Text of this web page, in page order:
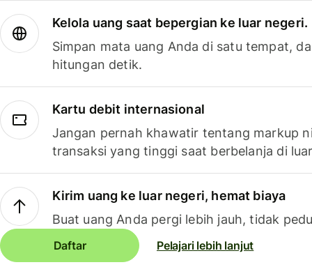
Kelola uang saat bepergian ke luar negeri.
Simpan mata uang Anda di satu tempat,
hitungan detik.
Kartu debit internasional
Jangan pernah khawatir tentang markup
transaksi yang tinggi saat berbelanja di
Kirim uang ke luar negeri, hemat biaya
Buat uang Anda pergi lebih jauh, tidak
Daftar Pelajari lebih lanjut